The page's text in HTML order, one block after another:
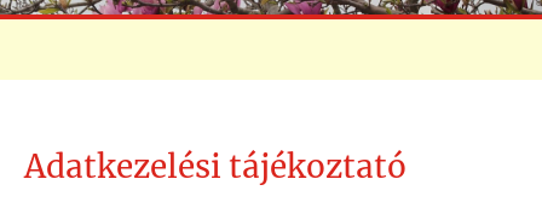
Adatkezelési tájékoztató